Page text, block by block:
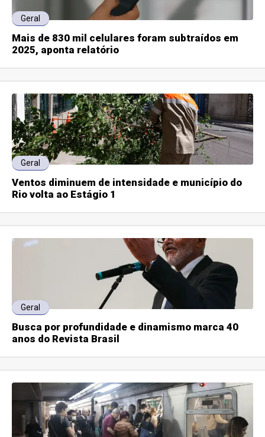
Geral
Mais de 830 mil celulares foram subtraídos em
2025, aponta relatório
Geral
Ventos diminuem de intensidade e município do
Rio volta ao Estágio 1
Geral
Busca por profundidade e dinamismo marca 40
anos do Revista Brasil